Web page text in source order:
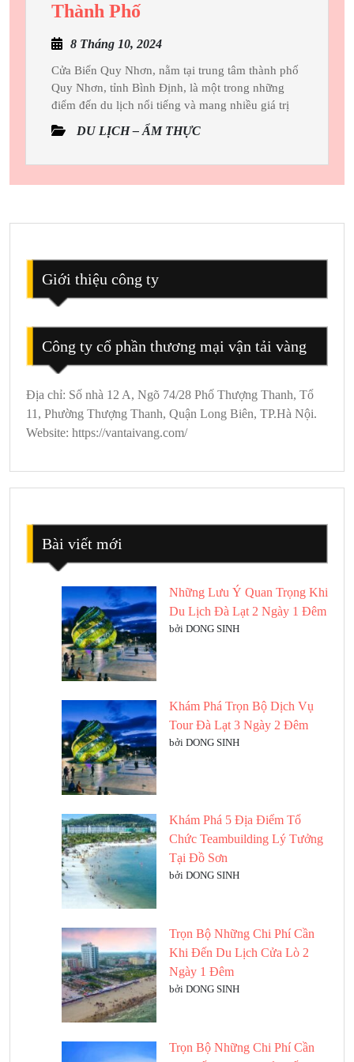
Thành PhốCửa
Quy
Nhơn:
Cửa
Huyền
Thoại
Giữa
Thành
8 Tháng 10, 20248
Tháng
10,
2024
Cửa Biển Quy Nhơn, nằm tại trung tâm thành phố
Quy Nhơn, tỉnh Bình Định, là một trong những
điểm đến du lịch nổi tiếng và mang nhiều giá trị
DU LỊCH – ẨM THỰC
Giới thiệu công ty
Công ty cổ phần thương mại vận tải vàng
Địa chỉ: Số nhà 12 A, Ngõ 74/28 Phố Thượng Thanh, Tổ
11, Phường Thượng Thanh, Quận Long Biên, TP.Hà Nội.
Website: https://vantaivang.com/
Bài viết mới
Những Lưu Ý Quan Trọng Khi
Du Lịch Đà Lạt 2 Ngày 1 Đêm
bởi DONG SINH
Khám Phá Trọn Bộ Dịch Vụ
Tour Đà Lạt 3 Ngày 2 Đêm
bởi DONG SINH
Khám Phá 5 Địa Điểm Tổ
Chức Teambuilding Lý Tưởng
Tại Đồ Sơn
bởi DONG SINH
Trọn Bộ Những Chi Phí Cần
Khi Đến Du Lịch Cửa Lò 2
Ngày 1 Đêm
bởi DONG SINH
Trọn Bộ Những Chi Phí Cần